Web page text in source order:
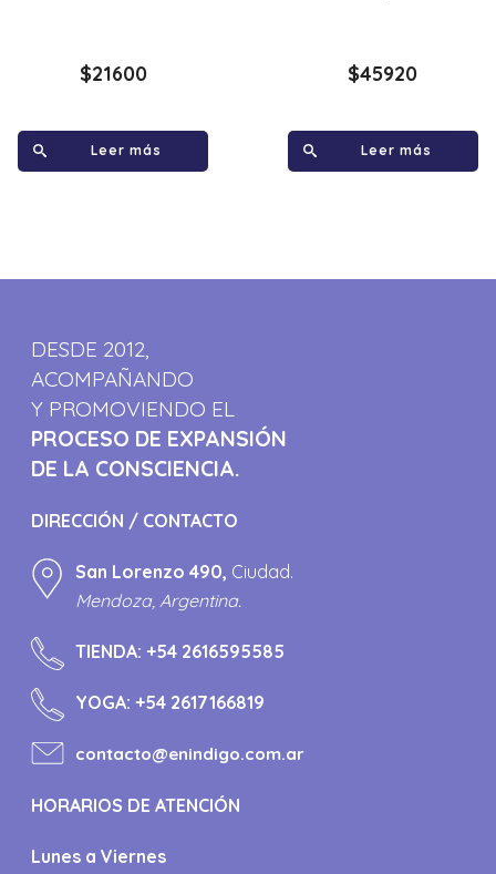
$21600
Leer más
$45920
Leer más
DESDE 2012,
ACOMPAÑANDO
Y PROMOVIENDO EL
PROCESO DE EXPANSIÓN
DE LA CONSCIENCIA.
DIRECCIÓN / CONTACTO
San Lorenzo 490, Ciudad.
Mendoza, Argentina.
TIENDA:+54 2616595585
YOGA:+54 2617166819
contacto@enindigo.com.ar
HORARIOS DE ATENCIÓN
Lunes a Viernes